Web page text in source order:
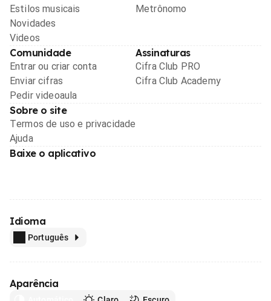
Estilos musicais
Novidades
Videos
Metrônomo
Comunidade
Entrar ou criar conta
Enviar cifras
Pedir videoaula
Assinaturas
Cifra Club PRO
Cifra Club Academy
Sobre o site
Termos de uso e privacidade
Ajuda
Baixe o aplicativo
Idioma
Português
Aparência